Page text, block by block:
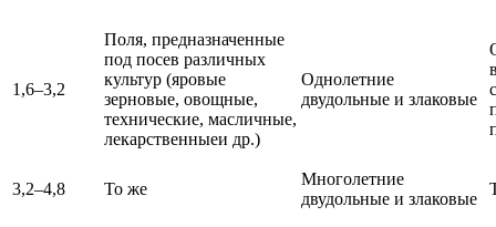
1,6–3,2
Поля, предназначенные
под посев различных
культур (яровые
зерновые, овощные,
технические, масличные,
лекарственныеи др.)
Однолетние
двудольные и злаковые
3,2–4,8 То же
Многолетние
двудольные и злаковые